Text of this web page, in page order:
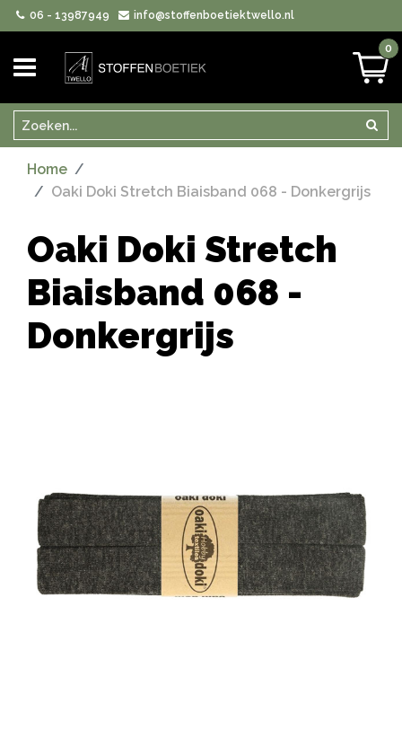
06 - 13987949 info@stoffenboetiektwello.nl
0
Zoeken
Home
Oaki Doki Stretch Biaisband 068 - Donkergrijs
Oaki Doki Stretch
Biaisband 068 -
Donkergrijs